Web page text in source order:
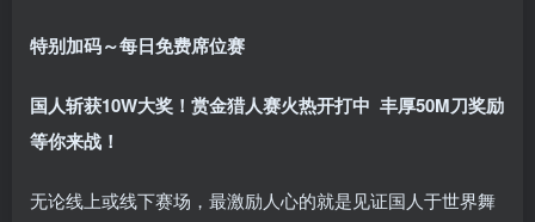
特别加码～每日免费席位赛
国人斩获10W大奖！ 赏金猎人赛火热开打中 丰厚50M刀奖励
等你来战！
无论线上或线下赛场，最激励人心的就是见证国人于世界舞